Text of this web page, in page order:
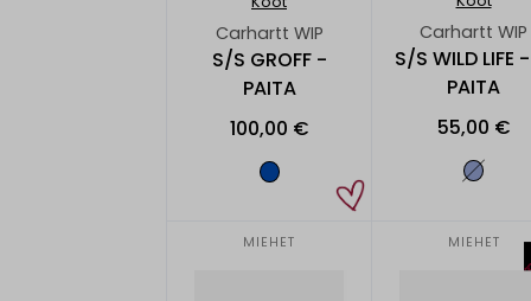
Carhartt WIP
S/S GROFF -
PAITA
100,00 €
Carhartt WIP
S/S WILD LIFE
PAITA
55,00 €
MIEHET MIEHET